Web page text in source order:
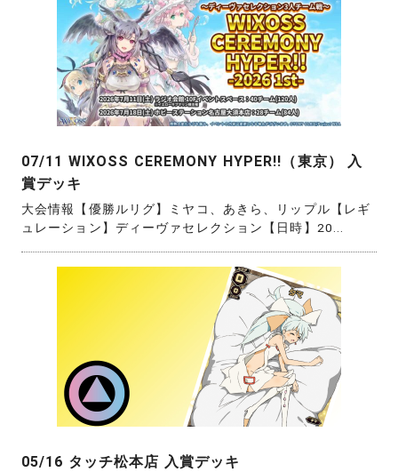
07/11 WIXOSS CEREMONY HYPER!!（東京） 入
賞デッキ
大会情報【優勝ルリグ】ミヤコ、あきら、リップル【レギ
ュレーション】ディーヴァセレクション【日時】20...
05/16 タッチ松本店 入賞デッキ